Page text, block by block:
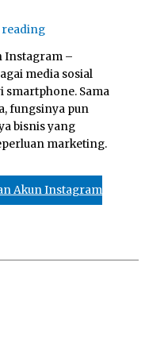
reading
Instagram –
media sosial
smartphone. Sama
fungsinya pun
bisnis yang
marketing.
Akun Instagram